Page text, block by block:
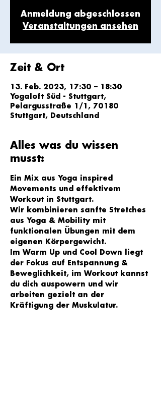
Anmeldung abgeschlossen
Veranstaltungen ansehen
Zeit & Ort
13. Feb. 2023, 17:30 – 18:30
Yogaloft Süd - Stuttgart,
Pelargusstraße 1/1, 70180
Stuttgart, Deutschland
Alles was du wissen
musst:
Ein Mix aus Yoga inspired
Movements und effektivem
Workout in Stuttgart.
Wir kombinieren sanfte Stretches
aus Yoga & Mobility mit
funktionalen Übungen mit dem
eigenen Körpergewicht.
Im Warm Up und Cool Down liegt
der Fokus auf Entspannung &
Beweglichkeit, im Workout kannst
du dich auspowern und wir
arbeiten gezielt an der
Kräftigung der Muskulatur.